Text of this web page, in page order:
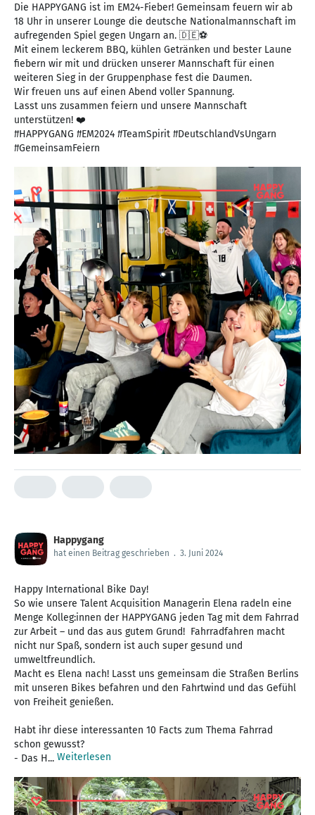
Die HAPPYGANG ist im EM24-Fieber! Gemeinsam feuern wir ab
18 Uhr in unserer Lounge die deutsche Nationalmannschaft im
aufregenden Spiel gegen Ungarn an. 🇩🇪⚽️
Mit einem leckerem BBQ, kühlen Getränken und bester Laune
fiebern wir mit und drücken unserer Mannschaft für einen
weiteren Sieg in der Gruppenphase fest die Daumen.
Wir freuen uns auf einen Abend voller Spannung.
Lasst uns zusammen feiern und unsere Mannschaft
unterstützen! ❤️
#HAPPYGANG #EM2024 #TeamSpirit #DeutschlandVsUngarn
#GemeinsamFeiern
Happygang
hat einen Beitrag geschrieben . 3. Juni 2024
Happy International Bike Day!
So wie unsere Talent Acquisition Managerin Elena radeln eine
Menge Kolleg:innen der HAPPYGANG jeden Tag mit dem Fahrrad
zur Arbeit – und das aus gutem Grund! Fahrradfahren macht
nicht nur Spaß, sondern ist auch super gesund und
umweltfreundlich.
Macht es Elena nach! Lasst uns gemeinsam die Straßen Berlins
mit unseren Bikes befahren und den Fahrtwind und das Gefühl
von Freiheit genießen.
Habt ihr diese interessanten 10 Facts zum Thema Fahrrad
schon gewusst?
- Das H... Weiterlesen